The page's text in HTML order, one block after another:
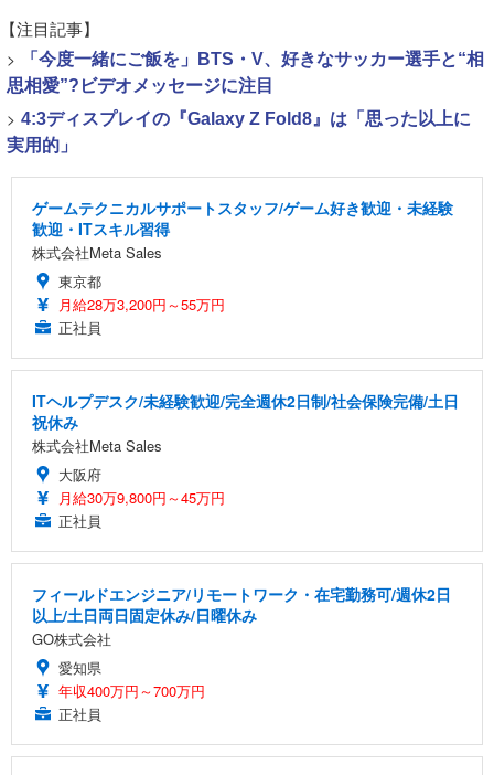
【注目記事】
>
「今度一緒にご飯を」BTS・V、好きなサッカー選手と“相
思相愛”?ビデオメッセージに注目
> 4:3ディスプレイの『Galaxy Z Fold8』は「思った以上に
実用的」
ゲームテクニカルサポートスタッフ/ゲーム好き歓迎・未経験
歓迎・ITスキル習得
株式会社Meta Sales
東京都
月給28万3,200円～55万円
正社員
ITヘルプデスク/未経験歓迎/完全週休2日制/社会保険完備/土日
祝休み
株式会社Meta Sales
大阪府
月給30万9,800円～45万円
正社員
フィールドエンジニア/リモートワーク・在宅勤務可/週休2日
以上/土日両日固定休み/日曜休み
GO株式会社
愛知県
年収400万円～700万円
正社員